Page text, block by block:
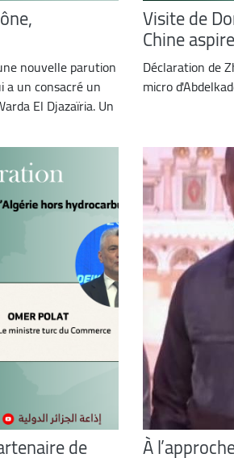
nouvelle parution
a un consacré un
El Djazaïria. Un
Visite de
Chine
Déclaration de
micro
de À